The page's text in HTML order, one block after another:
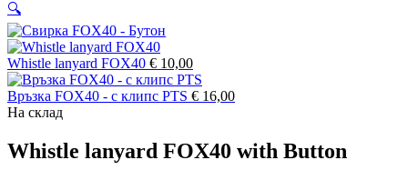
🔍
Whistle lanyard FOX40 € 10,00
Връзка FOX40 - с клипс PTS € 16,00
На склад
Whistle lanyard FOX40 with Button